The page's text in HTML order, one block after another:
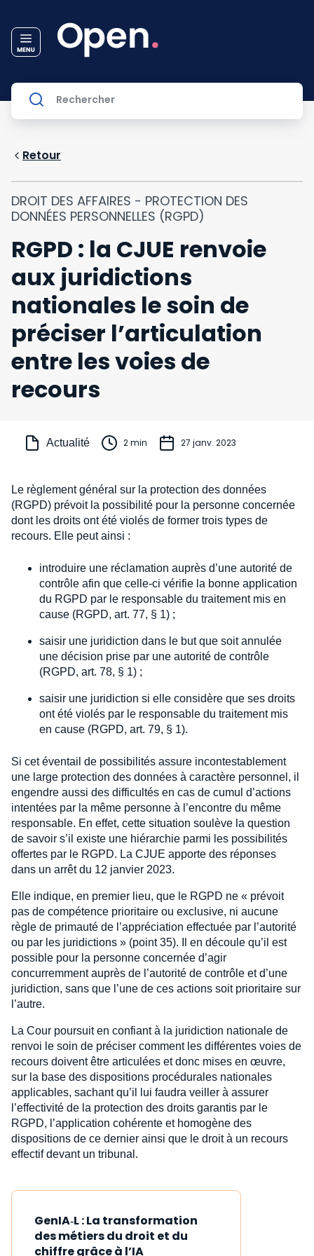
Retour
DROIT DES AFFAIRES - PROTECTION DES
DONNÉES PERSONNELLES (RGPD)
RGPD : la CJUE renvoie
aux juridictions
nationales le soin de
préciser l’articulation
entre les voies de
recours
Actualité 2 min 27 janv. 2023
Le règlement général sur la protection des données
(RGPD) prévoit la possibilité pour la personne concernée
dont les droits ont été violés de former trois types de
recours. Elle peut ainsi :
introduire une réclamation auprès d’une autorité de
contrôle afin que celle-ci vérifie la bonne application
du RGPD par le responsable du traitement mis en
cause (RGPD, art. 77, § 1) ;
saisir une juridiction dans le but que soit annulée
une décision prise par une autorité de contrôle
(RGPD, art. 78, § 1) ;
saisir une juridiction si elle considère que ses droits
ont été violés par le responsable du traitement mis
en cause (RGPD, art. 79, § 1).
Si cet éventail de possibilités assure incontestablement
une large protection des données à caractère personnel, il
engendre aussi des difficultés en cas de cumul d’actions
intentées par la même personne à l’encontre du même
responsable. En effet, cette situation soulève la question
de savoir s’il existe une hiérarchie parmi les possibilités
offertes par le RGPD. La CJUE apporte des réponses
dans un arrêt du 12 janvier 2023.
Elle indique, en premier lieu, que le RGPD ne « prévoit
pas de compétence prioritaire ou exclusive, ni aucune
règle de primauté de l’appréciation effectuée par l’autorité
ou par les juridictions » (point 35). Il en découle qu’il est
possible pour la personne concernée d’agir
concurremment auprès de l’autorité de contrôle et d’une
juridiction, sans que l’une de ces actions soit prioritaire sur
l’autre.
La Cour poursuit en confiant à la juridiction nationale de
renvoi le soin de préciser comment les différentes voies de
recours doivent être articulées et donc mises en œuvre,
sur la base des dispositions procédurales nationales
applicables, sachant qu’il lui faudra veiller à assurer
l’effectivité de la protection des droits garantis par le
RGPD, l’application cohérente et homogène des
dispositions de ce dernier ainsi que le droit à un recours
effectif devant un tribunal.
GenIA‑L : La transformation
des métiers du droit et du
chiffre grâce à l’IA